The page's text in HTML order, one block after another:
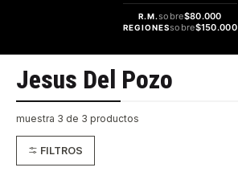
R.M.sobre$80.000
REGIONESsobre$150.000
Jesus Del Pozo
muestra 3 de 3 productos
FILTROS